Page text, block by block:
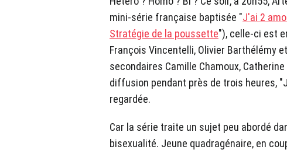
mini-série française baptisée "J'ai 2
Stratégie de la poussette"), celle-ci est
François Vincentelli, Olivier Barthélémy
secondaires Camille Chamoux,
diffusion pendant près de trois heures,
regardée.
Car la série traite un sujet peu abordé
bisexualité. Jeune quadragénaire, en